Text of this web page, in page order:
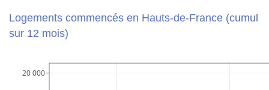
Logements commencés en Hauts-de-France (cumul
sur 12 mois)
20 000